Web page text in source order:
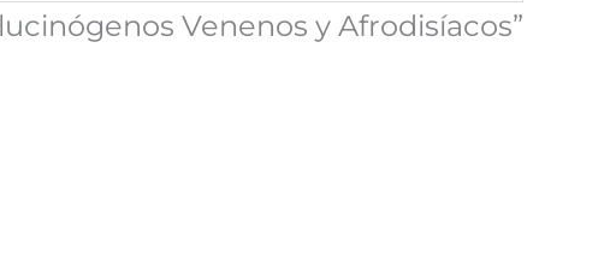
Venenos y Afrodisíacos”